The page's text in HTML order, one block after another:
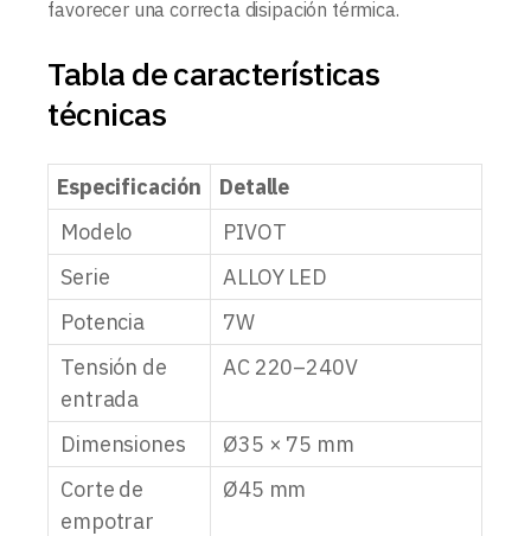
favorecer una correcta disipación térmica.
Tabla de características
técnicas
Especificación
Detalle
Modelo
PIVOT
Serie
ALLOY LED
Potencia
7W
Tensión de
entrada
AC 220–240V
Dimensiones
Ø35 × 75 mm
Corte de
empotrar
Ø45 mm